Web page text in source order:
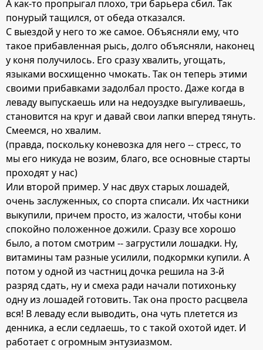
А как-то пропрыгал плохо, три барьера сбил. Так
понурый тащился, от обеда отказался.
С выездой у него то же самое. Объясняли ему, что
такое прибавленная рысь, долго объясняли, наконец
у коня получилось. Его сразу хвалить, угощать,
языками восхищенно чмокать. Так он теперь этими
своими прибавками задолбал просто. Даже когда в
леваду выпускаешь или на недоуздке выгуливаешь,
становится на круг и давай свои лапки вперед тянуть.
Смеемся, но хвалим.
(правда, поскольку коневозка для него -- стресс, то
мы его никуда не возим, благо, все основные старты
проходят у нас)
Или второй пример. У нас двух старых лошадей,
очень заслуженных, со спорта списали. Их частники
выкупили, причем просто, из жалости, чтобы кони
спокойно положенное дожили. Сразу все хорошо
было, а потом смотрим -- загрустили лошадки. Ну,
витамины там разные усилили, подкормки купили. А
потом у одной из частниц дочка решила на 3-й
разряд сдать, ну и смеха ради начали потихоньку
одну из лошадей готовить. Так она просто расцвела
вся! В леваду если выводить, она чуть плетется из
денника, а если седлаешь, то с такой охотой идет. И
работает с огромным энтузиазмом.